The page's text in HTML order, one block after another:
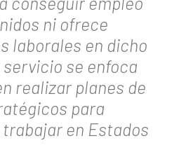
ni ofrece
laborales en dicho
se enfoca
realizar planes de
para
en Estados